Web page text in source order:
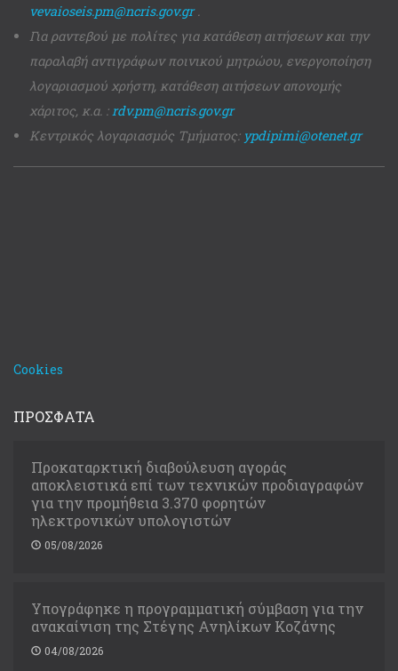
vevaioseis.pm@ncris.gov.gr.
Για ραντεβού με πολίτες για κατάθεση αιτήσεων και την
παραλαβή αντιγράφων ποινικού μητρώου, ενεργοποίηση
λογαριασμού χρήστη, κατάθεση αιτήσεων απονομής
χάριτος, κ.α. :rdv.pm@ncris.gov.gr
Κεντρικός λογαριασμός Τμήματος: ypdipimi@otenet.gr
Cookies
ΠΡΟΣΦΑΤΑ
Προκαταρκτική διαβούλευση αγοράς
αποκλειστικά επί των τεχνικών προδιαγραφών
για την προμήθεια 3.370 φορητών
ηλεκτρονικών υπολογιστών
05/08/2026
Υπογράφηκε η προγραμματική σύμβαση για την
ανακαίνιση της Στέγης Ανηλίκων Κοζάνης
04/08/2026